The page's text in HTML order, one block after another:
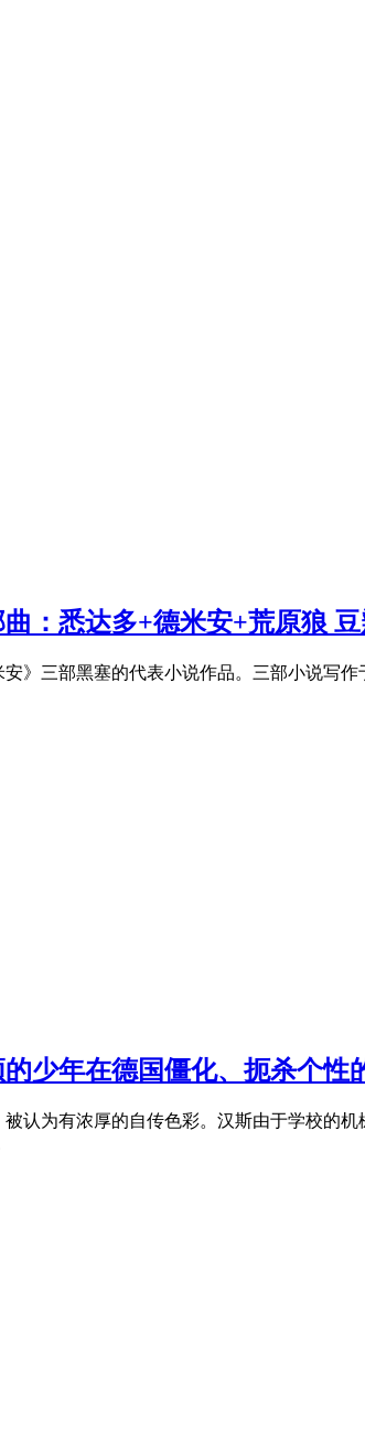
曲：悉达多+德米安+荒原狼
》三部黑塞的代表小说作品。三部小说写
的少年在德国僵化、扼杀个性
认为有浓厚的自传色彩。汉斯由于学校的